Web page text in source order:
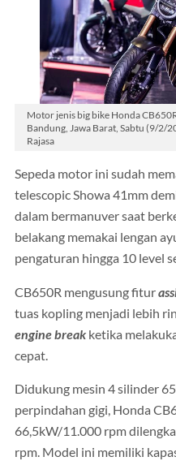
Motor jenis big bike Honda
Bandung, Jawa Barat, Sabtu (9/2/
Rajasa
Sepeda motor ini sudah
telescopic Showa 41mm
dalam bermanuver saat
belakang memakai lengan
pengaturan hingga 10 level
CB650R mengusung fitur
tuas kopling menjadi lebih
engine break ketika
cepat.
Didukung mesin 4 silinder
perpindahan gigi, Honda
66,5kW/11.000 rpm
rpm. Model ini memiliki